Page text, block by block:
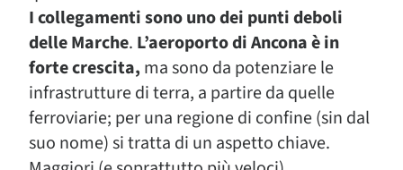
I collegamenti sono uno dei punti deboli
delle Marche. L’aeroporto di Ancona è in
forte crescita, ma sono da potenziare le
infrastrutture di terra, a partire da quelle
ferroviarie; per una regione di confine (sin dal
suo nome) si tratta di un aspetto chiave.